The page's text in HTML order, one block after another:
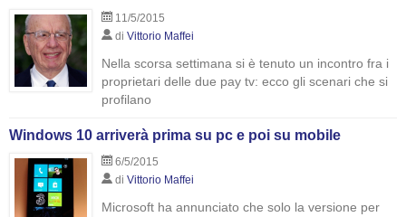
11/5/2015
di Vittorio Maffei
Nella scorsa settimana si è tenuto un incontro fra i
proprietari delle due pay tv: ecco gli scenari che si
profilano
Windows 10 arriverà prima su pc e poi su mobile
6/5/2015
di Vittorio Maffei
Microsoft ha annunciato che solo la versione per